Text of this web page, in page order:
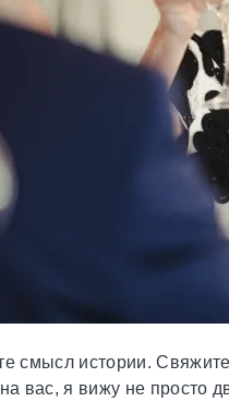
смысл истории.
вас, я вижу не просто